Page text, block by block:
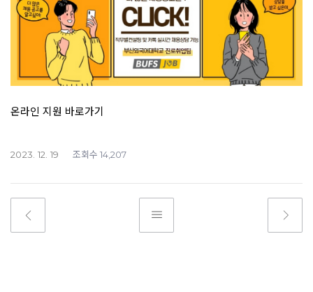
온라인 지원 바로가기
2023. 12. 19 조회수 14,207